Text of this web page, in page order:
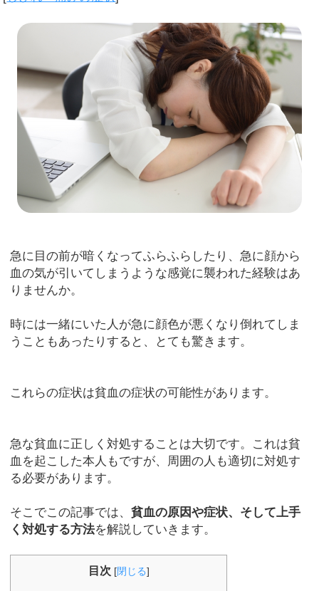
急に目の前が暗くなってふらふらしたり、急に顔から
血の気が引いてしまうような感覚に襲われた経験はあ
りませんか。
時には一緒にいた人が急に顔色が悪くなり倒れてしま
うこともあったりすると、とても驚きます。
これらの症状は貧血の症状の可能性があります。
急な貧血に正しく対処することは大切です。これは貧
血を起こした本人もですが、周囲の人も適切に対処す
る必要があります。
そこでこの記事では、貧血の原因や症状、そして上手
く対処する方法を解説していきます。
目次 [閉じる]